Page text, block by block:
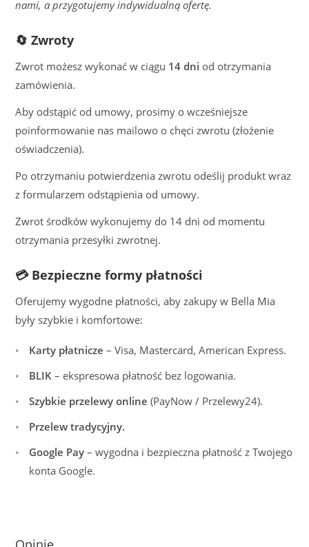
nami, a przygotujemy indywidualną ofertę.
🔄 Zwroty
Zwrot możesz wykonać w ciągu 14 dni od otrzymania
zamówienia.
Aby odstąpić od umowy, prosimy o wcześniejsze
poinformowanie nas mailowo o chęci zwrotu (złożenie
oświadczenia).
Po otrzymaniu potwierdzenia zwrotu odeślij produkt wraz
z formularzem odstąpienia od umowy.
Zwrot środków wykonujemy do 14 dni od momentu
otrzymania przesyłki zwrotnej.
💳 Bezpieczne formy płatności
Oferujemy wygodne płatności, aby zakupy w Bella Mia
były szybkie i komfortowe:
Karty płatnicze – Visa, Mastercard, American Express.
BLIK – ekspresowa płatność bez logowania.
Szybkie przelewy online (PayNow / Przelewy24).
Przelew tradycyjny.
Google Pay – wygodna i bezpieczna płatność z Twojego
konta Google.